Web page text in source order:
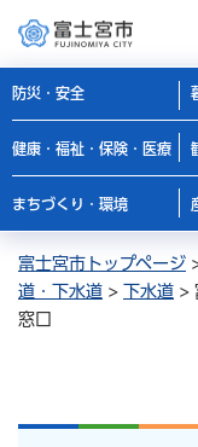
防災・安全
健康・福祉・保険・医療
まちづくり・環境
富士宮市トップページ
道・下水道 > 下水道 >
窓口